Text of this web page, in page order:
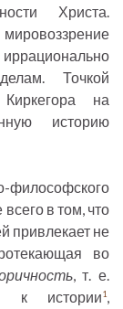
Христа.
Точкой
на
историю
в том, что
привлекает не
во
, т. е.
к истории1,